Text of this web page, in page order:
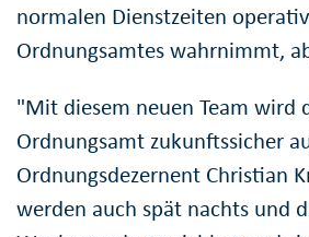
normalen Dienstzeiten
Ordnungsamtes wahrnimmt,
"Mit diesem neuen Team wird
Ordnungsamt zukunftssicher
Ordnungsdezernent Christian
werden auch spät nachts und